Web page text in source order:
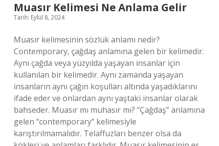
Muasır Kelimesi Ne Anlama Gelir
Tarih: Eylül 8, 2024
Muasır kelimesinin sözlük anlamı nedir?
Contemporary, çağdaş anlamına gelen bir kelimedir.
Aynı çağda veya yüzyılda yaşayan insanlar için
kullanılan bir kelimedir. Aynı zamanda yaşayan
insanların aynı çağın koşulları altında yaşadıklarını
ifade eder ve onlardan aynı yaştaki insanlar olarak
bahseder. Muasır mı muhasır mı? “Çağdaş” anlamına
gelen “contemporary” kelimesiyle
karıştırılmamalıdır. Telaffuzları benzer olsa da